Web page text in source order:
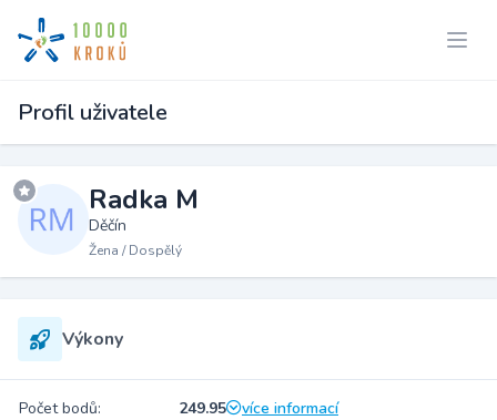
Profil uživatele
Radka M
Děčín
Žena / Dospělý
Výkony
Počet bodů: 249.95
více informací